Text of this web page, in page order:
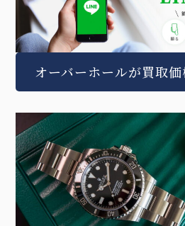
オーバーホールが買取